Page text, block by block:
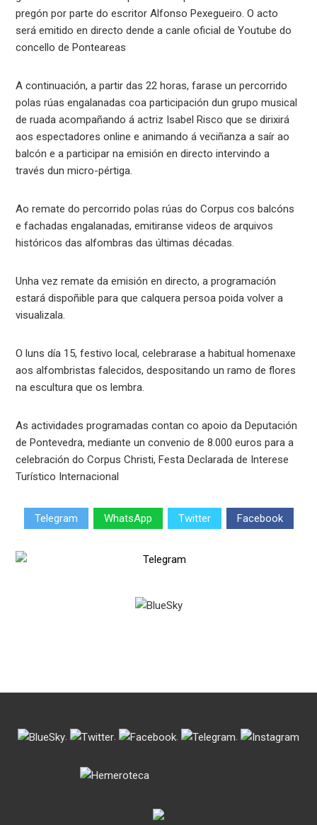
pregón por parte do escritor Alfonso Pexegueiro. O acto
será emitido en directo dende a canle oficial de Youtube do
concello de Ponteareas
A continuación, a partir das 22 horas, farase un percorrido
polas rúas engalanadas coa participación dun grupo musical
de ruada acompañando á actriz Isabel Risco que se dirixirá
aos espectadores online e animando á veciñanza a saír ao
balcón e a participar na emisión en directo intervindo a
través dun micro-pértiga.
Ao remate do percorrido polas rúas do Corpus cos balcóns
e fachadas engalanadas, emitiranse videos de arquivos
históricos das alfombras das últimas décadas.
Unha vez remate da emisión en directo, a programación
estará dispoñible para que calquera persoa poida volver a
visualizala.
O luns día 15, festivo local, celebrarase a habitual homenaxe
aos alfombristas falecidos, despositando un ramo de flores
na escultura que os lembra.
As actividades programadas contan co apoio da Deputación
de Pontevedra, mediante un convenio de 8.000 euros para a
celebración do Corpus Christi, Festa Declarada de Interese
Turístico Internacional
Telegram WhatsApp Twitter Facebook
. . . .